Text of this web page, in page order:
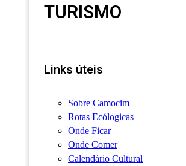
TURISMO
Links úteis
Sobre Camocim
Rotas Ecólogicas
Onde Ficar
Onde Comer
Calendário Cultural